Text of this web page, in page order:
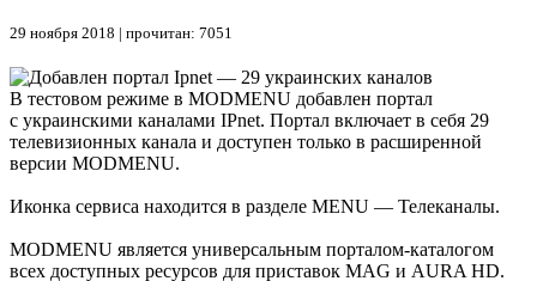
29 ноября 2018 | прочитан: 7051
В тестовом режиме в MODMENU добавлен портал
с украинскими каналами IPnet. Портал включает в себя 29
телевизионных канала и доступен только в расширенной
версии MODMENU.
Иконка сервиса находится в разделе MENU — Телеканалы.
MODMENU является универсальным порталом-каталогом
всех доступных ресурсов для приставок MAG и AURA HD.